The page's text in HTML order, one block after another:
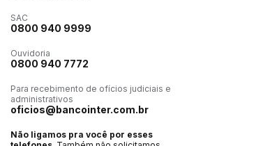
SAC
0800 940 9999
Ouvidoria
0800 940 7772
Para recebimento de ofícios judiciais e
administrativos
oficios@bancointer.com.br
Não ligamos pra você por esses